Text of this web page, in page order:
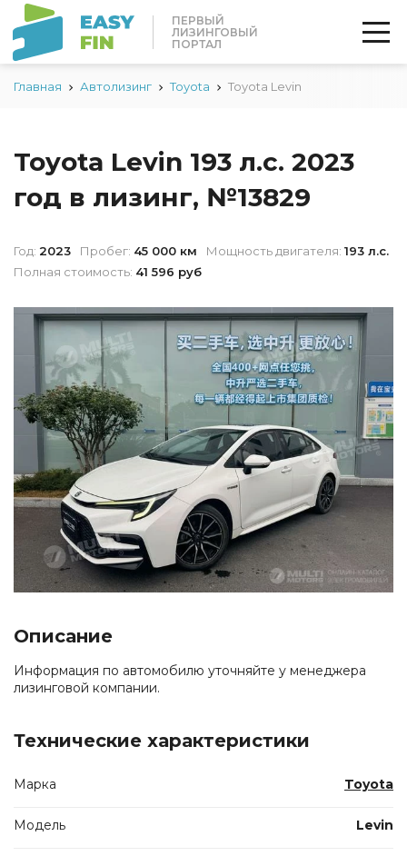
ПЕРВЫЙ
ЛИЗИНГОВЫЙ
ПОРТАЛ
Главная Автолизинг Toyota Toyota Levin
Toyota Levin 193 л.с. 2023
год в лизинг, №13829
Год: 2023 Пробег: 45 000 км Мощность двигателя: 193 л.с.
Полная стоимость: 41 596 руб
Описание
Информация по автомобилю уточняйте у менеджера
лизинговой компании.
Технические характеристики
Марка Toyota
Модель Levin